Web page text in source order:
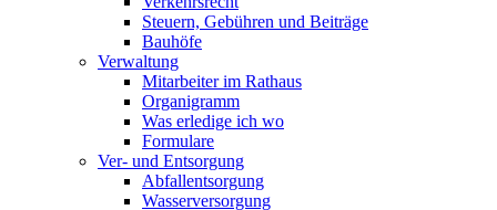
Steuern, Gebühren und Beiträge
Bauhöfe
Verwaltung
Mitarbeiter im Rathaus
Organigramm
Was erledige ich wo
Formulare
Ver- und Entsorgung
Abfallentsorgung
Wasserversorgung